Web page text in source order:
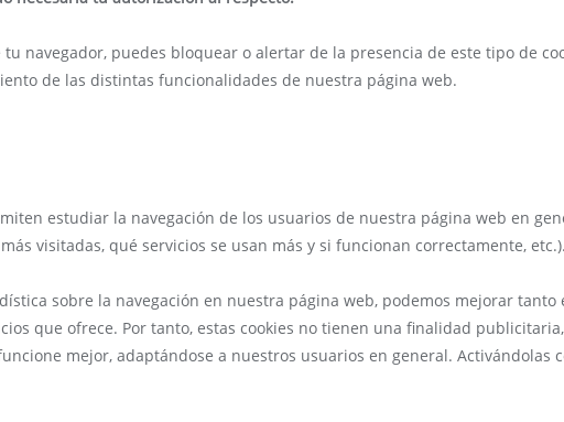
navegador, puedes bloquear o alertar de la presencia de este tipo de
de las distintas funcionalidades de nuestra página web.
estudiar la navegación de los usuarios de nuestra página web en
visitadas, qué servicios se usan más y si funcionan correctamente, etc.).
sobre la navegación en nuestra página web, podemos mejorar
que ofrece. Por tanto, estas cookies no tienen una finalidad
mejor, adaptándose a nuestros usuarios en general. Activándolas